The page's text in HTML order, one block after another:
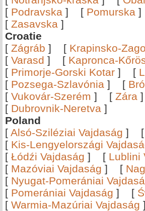
[ Podravska ] [ Pomurska ]
[ Zasavska ]
Croatie
[ Zágráb ] [ Krapinsko-
[ Varasd ] [ Kapronca-
[ Primorje-Gorski Kotar ] [
[ Pozsega-Szlavónia ] [
[ Vukovár-Szerém ] [ Zára
[ Dubrovnik-Neretva ]
Poland
[ Alsó-Sziléziai Vajdaság ] [
[ Kis-Lengyelországi
[ Łódźi Vajdaság ] [ Lublini
[ Mazóviai Vajdaság ] [
[ Nyugat-Pomerániai
[ Pomerániai Vajdaság ] [
[ Warmia-Mazúriai Vajdaság